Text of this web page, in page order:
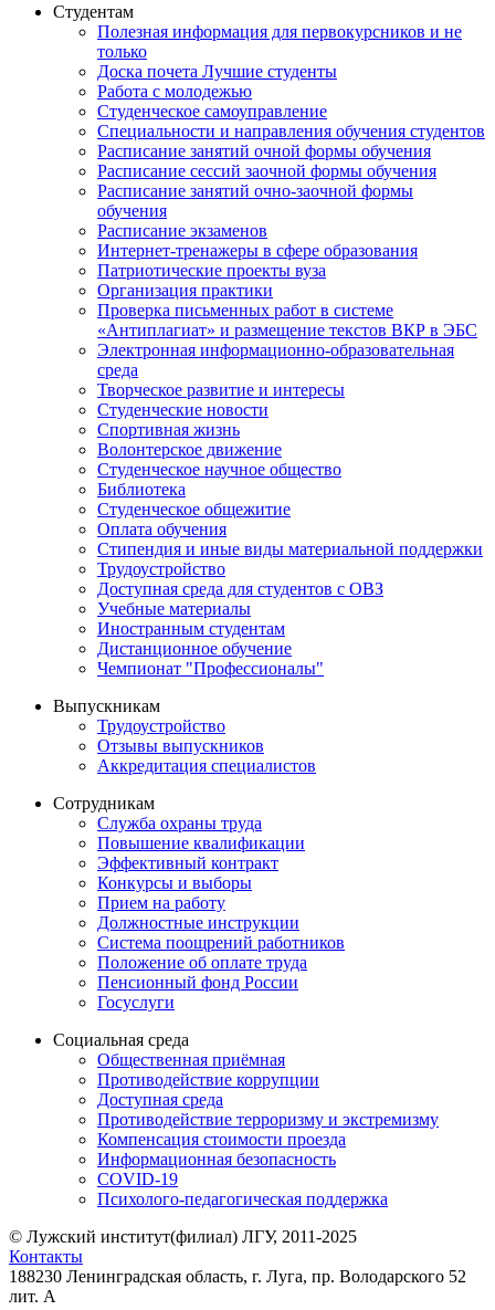
Студентам
Полезная информация для первокурсников и не
только
Доска почета Лучшие студенты
Работа с молодежью
Студенческое самоуправление
Специальности и направления обучения студентов
Расписание занятий очной формы обучения
Расписание сессий заочной формы обучения
Расписание занятий очно-заочной формы
обучения
Расписание экзаменов
Интернет-тренажеры в сфере образования
Патриотические проекты вуза
Организация практики
Проверка письменных работ в системе
«Антиплагиат» и размещение текстов ВКР в ЭБС
Электронная информационно-образовательная
среда
Творческое развитие и интересы
Студенческие новости
Спортивная жизнь
Волонтерское движение
Студенческое научное общество
Библиотека
Студенческое общежитие
Оплата обучения
Стипендия и иные виды материальной поддержки
Трудоустройство
Доступная среда для студентов с ОВЗ
Учебные материалы
Иностранным студентам
Дистанционное обучение
Чемпионат "Профессионалы"
Выпускникам
Трудоустройство
Отзывы выпускников
Аккредитация специалистов
Сотрудникам
Служба охраны труда
Повышение квалификации
Эффективный контракт
Конкурсы и выборы
Прием на работу
Должностные инструкции
Система поощрений работников
Положение об оплате труда
Пенсионный фонд России
Госуслуги
Социальная среда
Общественная приёмная
Противодействие коррупции
Доступная среда
Противодействие терроризму и экстремизму
Компенсация стоимости проезда
Информационная безопасность
COVID-19
Психолого-педагогическая поддержка
© Лужский институт(филиал) ЛГУ, 2011-2025
Контакты
188230 Ленинградская область, г. Луга, пр. Володарского 52
лит. А